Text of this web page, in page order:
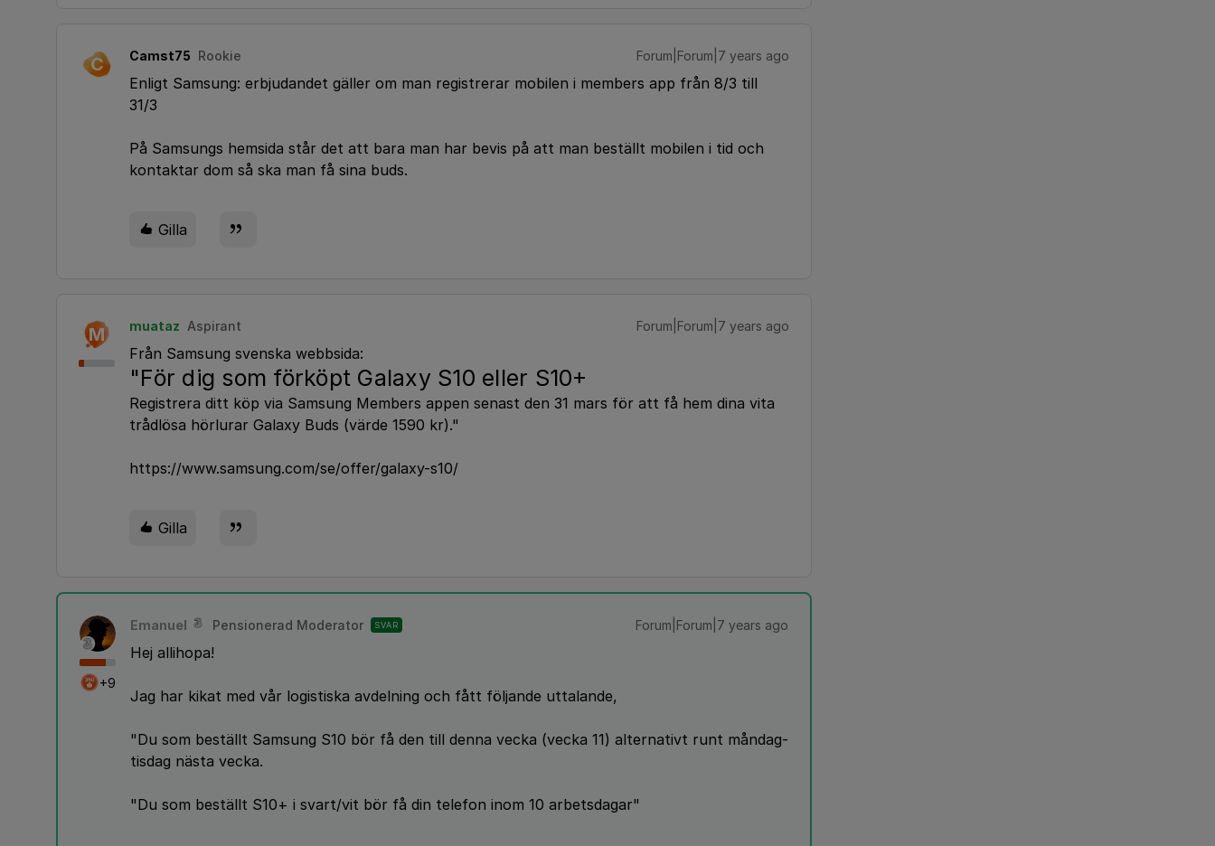
C Camst75 Rookie Forum|Forum|7 years ago
Enligt Samsung: erbjudandet gäller om man registrerar mobilen i members app från 8/3 till
31/3
På Samsungs hemsida står det att bara man har bevis på att man beställt mobilen i tid och
kontaktar dom så ska man få sina buds.
Gilla
M muataz Aspirant Forum|Forum|7 years ago
Från Samsung svenska webbsida:
"För dig som förköpt Galaxy S10 eller S10+
Registrera ditt köp via Samsung Members appen senast den 31 mars för att få hem dina vita
trådlösa hörlurar Galaxy Buds (värde 1590 kr)."
https://www.samsung.com/se/offer/galaxy-s10/
Gilla
+9
Emanuel Pensionerad Moderator SVAR Forum|Forum|7 years ago
Hej allihopa!
Jag har kikat med vår logistiska avdelning och fått följande uttalande,
"Du som beställt Samsung S10 bör få den till denna vecka (vecka 11) alternativt runt måndag-
tisdag nästa vecka.
"Du som beställt S10+ i svart/vit bör få din telefon inom 10 arbetsdagar"